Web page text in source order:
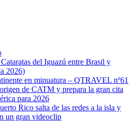
del Iguazú entre Brasil y
2026)
en minuatura – QTRAVEL nº61
de CATM y prepara la gran cita
para 2026
Rico salta de las redes a la isla y
un gran videoclip